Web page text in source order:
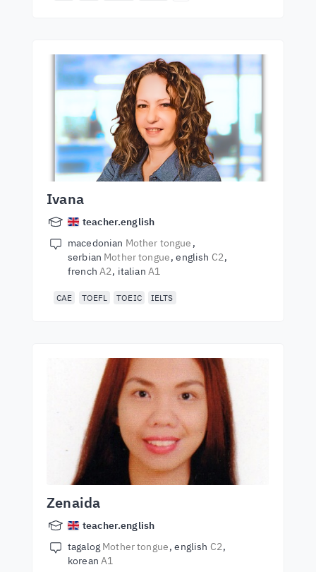
Ivana
teacher.english
macedonian Mother tongue
serbian Mother tongue english C2
french A2 italian A1
CAE TOEFL TOEIC IELTS
Zenaida
teacher.english
tagalog Mother tongue english C2
korean A1